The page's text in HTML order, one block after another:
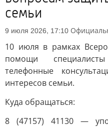
семьи
9 июля 2026, 17:10
10 июля в рамках
помощи
телефонные
интересов семьи.
Куда обращаться:
8 (47157) 41130 —